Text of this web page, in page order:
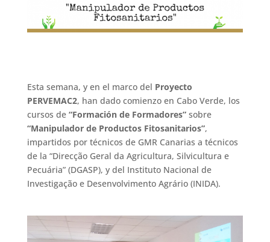
Esta semana, y en el marco del Proyecto
PERVEMAC2, han dado comienzo en Cabo Verde, los
cursos de “Formación de Formadores”sobre
“Manipulador de Productos Fitosanitarios”,
impartidos por técnicos de GMR Canarias a técnicos
de la “Direcção Geral da Agricultura, Silvicultura e
Pecuária” (DGASP), y del Instituto Nacional de
Investigação e Desenvolvimento Agrário (INIDA).